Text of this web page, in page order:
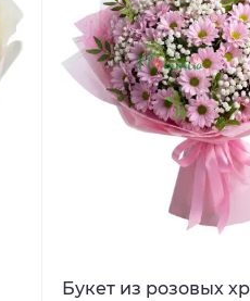
Букет из розовых